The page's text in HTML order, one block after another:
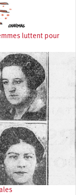
luttent pour